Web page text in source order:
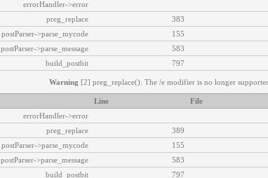
errorHandler->error
383
preg_replace
155
postParser->parse_mycode
583
postParser->parse_message
797
build_postbit
Warning [2] preg_replace(): The /e modifier is no longer
File
Line
errorHandler->error
389
preg_replace
155
postParser->parse_mycode
583
postParser->parse_message
797
build_postbit